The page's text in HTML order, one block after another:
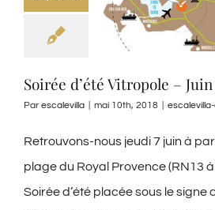
Soirée d’été Vitropole – Juin
Par escalevilla mai 10th, 2018
Retrouvons-nous jeudi 7 juin à
plage du Royal Provence (RN13
Soirée d’été placée sous le signe